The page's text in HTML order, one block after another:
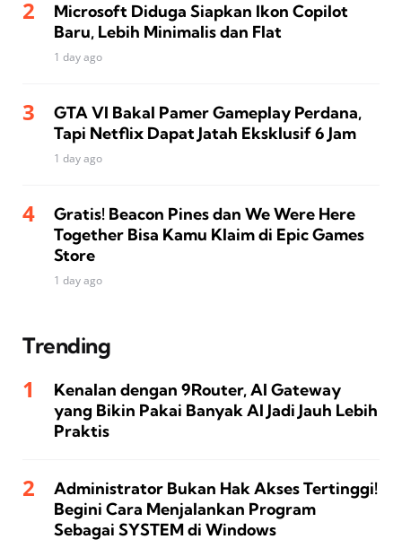
Microsoft Diduga Siapkan Ikon Copilot
Baru, Lebih Minimalis dan Flat
1 day ago
GTA VI Bakal Pamer Gameplay Perdana,
Tapi Netflix Dapat Jatah Eksklusif 6 Jam
1 day ago
Gratis! Beacon Pines dan We Were Here
Together Bisa Kamu Klaim di Epic Games
Store
1 day ago
Trending
Kenalan dengan 9Router, AI Gateway
yang Bikin Pakai Banyak AI Jadi Jauh Lebih
Praktis
Administrator Bukan Hak Akses Tertinggi!
Begini Cara Menjalankan Program
Sebagai SYSTEM di Windows